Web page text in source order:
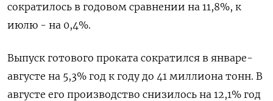
сократилось в годовом сравнении на 11,8%, к
июлю - на 0,4%.
Выпуск готового проката сократился в январе-
августе на 5,3% год к году до 41 миллиона тонн. В
августе его производство снизилось на 12,1% год